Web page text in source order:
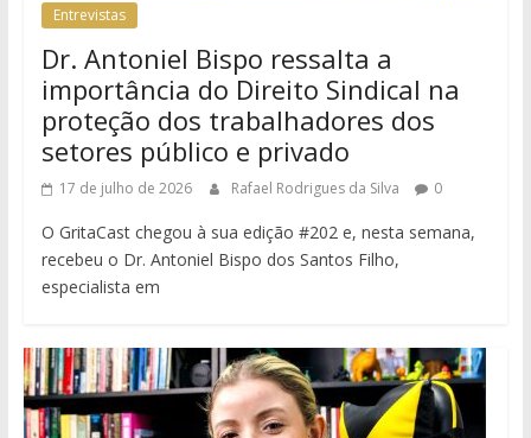
Entrevistas
Dr. Antoniel Bispo ressalta a
importância do Direito Sindical na
proteção dos trabalhadores dos
setores público e privado
17 de julho de 2026 Rafael Rodrigues da Silva 0
O GritaCast chegou à sua edição #202 e, nesta semana,
recebeu o Dr. Antoniel Bispo dos Santos Filho,
especialista em